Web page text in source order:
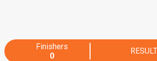
Finishers
0